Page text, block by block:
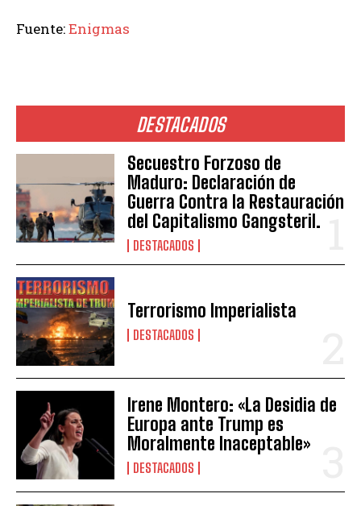
DESTACADOS
Secuestro Forzoso de
Maduro: Declaración de
Guerra Contra la Restauración
del Capitalismo Gangsteril.
DESTACADOS
Terrorismo Imperialista
DESTACADOS
Irene Montero: «La Desidia de
Europa ante Trump es
Moralmente Inaceptable»
DESTACADOS
Fuente:Enigmas